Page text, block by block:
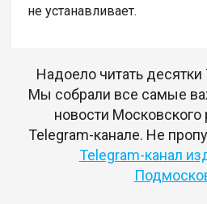
не устанавливает.
Надоело читать
Мы собрали все самые
новости Московского
Telegram-канале. Не
Telegram-канал